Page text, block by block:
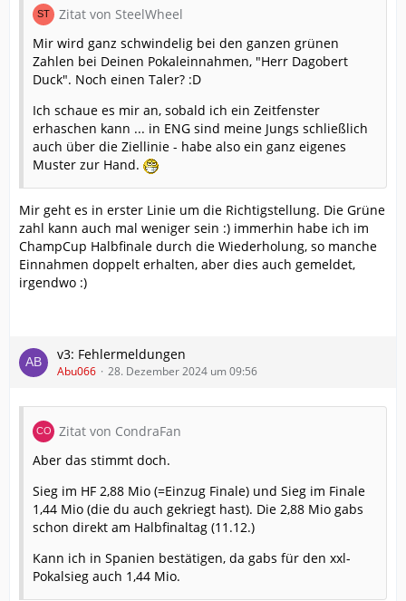
Zitat von SteelWheel
Mir wird ganz schwindelig bei den ganzen grünen
Zahlen bei Deinen Pokaleinnahmen, "Herr Dagobert
Duck". Noch einen Taler? :D
Ich schaue es mir an, sobald ich ein Zeitfenster
erhaschen kann ... in ENG sind meine Jungs schließlich
auch über die Ziellinie - habe also ein ganz eigenes
Muster zur Hand.
Mir geht es in erster Linie um die Richtigstellung. Die Grüne
zahl kann auch mal weniger sein :) immerhin habe ich im
ChampCup Halbfinale durch die Wiederholung, so manche
Einnahmen doppelt erhalten, aber dies auch gemeldet,
irgendwo :)
v3: Fehlermeldungen
Abu066 28. Dezember 2024 um 09:56
Zitat von CondraFan
Aber das stimmt doch.
Sieg im HF 2,88 Mio (=Einzug Finale) und Sieg im Finale
1,44 Mio (die du auch gekriegt hast). Die 2,88 Mio gabs
schon direkt am Halbfinaltag (11.12.)
Kann ich in Spanien bestätigen, da gabs für den xxl-
Pokalsieg auch 1,44 Mio.